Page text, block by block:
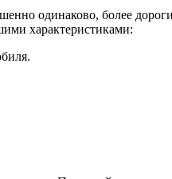
одинаково, более
характеристиками: